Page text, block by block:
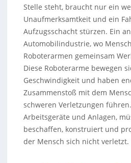
Stelle steht, braucht nur ein
Unaufmerksamtkeit und ein
Aufzugsschacht stürzen. Ein
Automobilindustrie, wo
Roboterarmen gemeinsam
Diese Roboterarme bewegen
Geschwindigkeit und haben
Zusammenstoß mit dem
schweren Verletzungen
Arbeitsgeräte und Anlagen,
beschaffen, konstruiert und
der Mensch sich nicht verletzt.